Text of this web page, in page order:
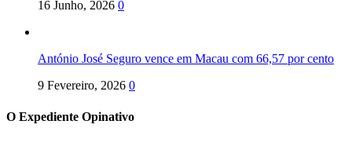
16 Junho, 2026 0
António José Seguro vence em Macau com 66,57 por cento
9 Fevereiro, 2026 0
O Expediente Opinativo